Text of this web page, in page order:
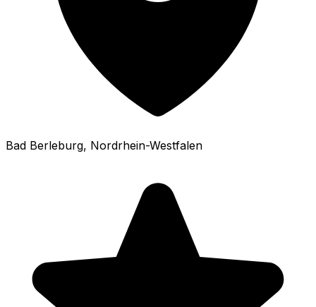
Bad Berleburg, Nordrhein-Westfalen